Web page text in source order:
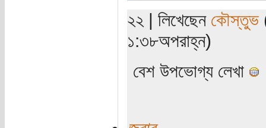
২২ | লিখেছেন কৌস্তুভ
১:৩৮অপরাহ্ন)
বেশ উপভোগ্য লেখা